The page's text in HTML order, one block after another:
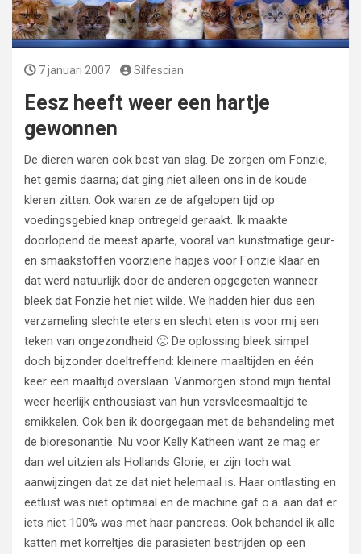
7 januari 2007 Silfescian
Eesz heeft weer een hartje
gewonnen
De dieren waren ook best van slag. De zorgen om Fonzie,
het gemis daarna; dat ging niet alleen ons in de koude
kleren zitten. Ook waren ze de afgelopen tijd op
voedingsgebied knap ontregeld geraakt. Ik maakte
doorlopend de meest aparte, vooral van kunstmatige geur-
en smaakstoffen voorziene hapjes voor Fonzie klaar en
dat werd natuurlijk door de anderen opgegeten wanneer
bleek dat Fonzie het niet wilde. We hadden hier dus een
verzameling slechte eters en slecht eten is voor mij een
teken van ongezondheid 🙁 De oplossing bleek simpel
doch bijzonder doeltreffend: kleinere maaltijden en één
keer een maaltijd overslaan. Vanmorgen stond mijn tiental
weer heerlijk enthousiast van hun versvleesmaaltijd te
smikkelen. Ook ben ik doorgegaan met de behandeling met
de bioresonantie. Nu voor Kelly Katheen want ze mag er
dan wel uitzien als Hollands Glorie, er zijn toch wat
aanwijzingen dat ze dat niet helemaal is. Haar ontlasting en
eetlust was niet optimaal en de machine gaf o.a. aan dat er
iets niet 100% was met haar pancreas. Ook behandel ik alle
katten met korreltjes die parasieten bestrijden op een